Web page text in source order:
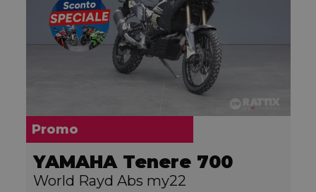
Promo
YAMAHA Tenere 700
World Rayd Abs my22